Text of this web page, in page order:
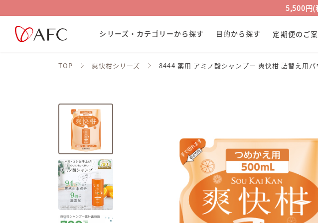
5,500円(
シリーズ・カテゴリーから探す 目的から探す 定期便のご
TOP 爽快柑シリーズ 8444 薬用 アミノ酸シャンプー 爽快柑 詰替え用